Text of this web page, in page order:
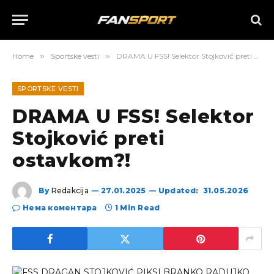
Home » Sportske vesti » DRAMA U FSS! Selektor Stojković preti ostavkom?!
SPORTSKE VESTI
DRAMA U FSS! Selektor
Stojković preti
ostavkom?!
By Redakcija 27.01.2025 Updated: 31.05.2026
Нема коментара
1 Min Read